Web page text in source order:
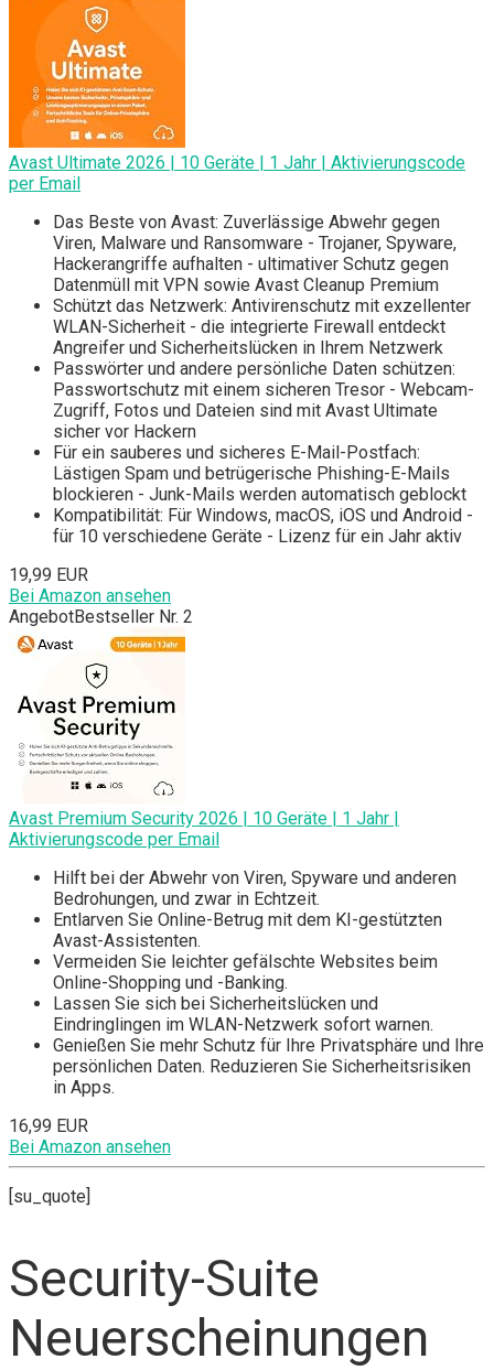
Avast Ultimate 2026 | 10 Geräte | 1 Jahr | Aktivierungscode
per Email
Das Beste von Avast: Zuverlässige Abwehr gegen
Viren, Malware und Ransomware - Trojaner, Spyware,
Hackerangriffe aufhalten - ultimativer Schutz gegen
Datenmüll mit VPN sowie Avast Cleanup Premium
Schützt das Netzwerk: Antivirenschutz mit exzellenter
WLAN-Sicherheit - die integrierte Firewall entdeckt
Angreifer und Sicherheitslücken in Ihrem Netzwerk
Passwörter und andere persönliche Daten schützen:
Passwortschutz mit einem sicheren Tresor - Webcam-
Zugriff, Fotos und Dateien sind mit Avast Ultimate
sicher vor Hackern
Für ein sauberes und sicheres E-Mail-Postfach:
Lästigen Spam und betrügerische Phishing-E-Mails
blockieren - Junk-Mails werden automatisch geblockt
Kompatibilität: Für Windows, macOS, iOS und Android -
für 10 verschiedene Geräte - Lizenz für ein Jahr aktiv
19,99 EUR
Bei Amazon ansehen
AngebotBestseller Nr. 2
Avast Premium Security 2026 | 10 Geräte | 1 Jahr |
Aktivierungscode per Email
Hilft bei der Abwehr von Viren, Spyware und anderen
Bedrohungen, und zwar in Echtzeit.
Entlarven Sie Online-Betrug mit dem KI-gestützten
Avast-Assistenten.
Vermeiden Sie leichter gefälschte Websites beim
Online-Shopping und -Banking.
Lassen Sie sich bei Sicherheitslücken und
Eindringlingen im WLAN-Netzwerk sofort warnen.
Genießen Sie mehr Schutz für Ihre Privatsphäre und Ihre
persönlichen Daten. Reduzieren Sie Sicherheitsrisiken
in Apps.
16,99 EUR
Bei Amazon ansehen
[su_quote]
Security-Suite
Neuerscheinungen